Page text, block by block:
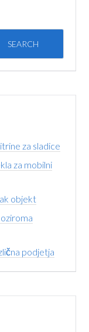
za sladice
za mobilni
objekt
podjetja